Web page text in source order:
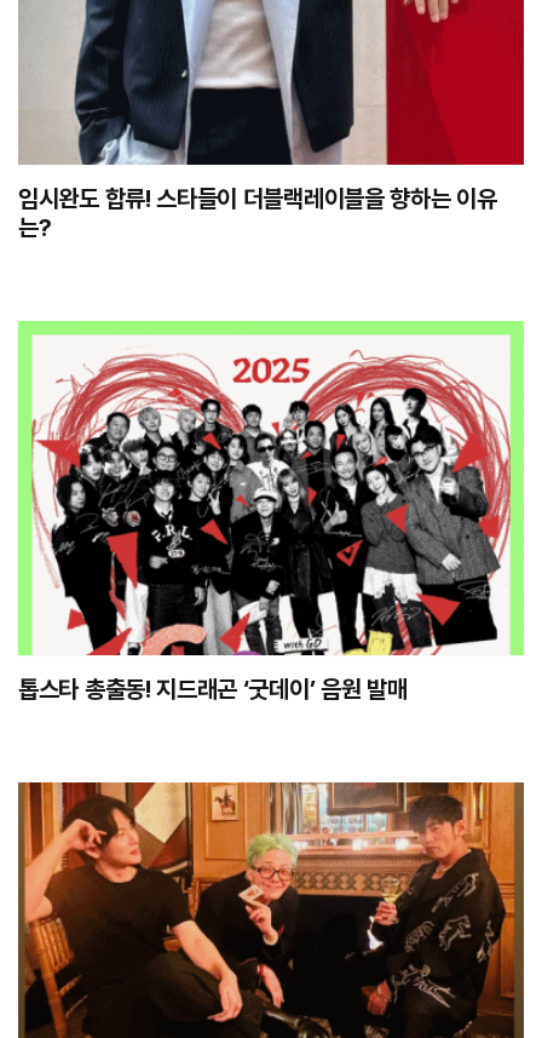
임시완도 합류! 스타들이 더블랙레이블을 향하는 이유
는?
톱스타 총출동! 지드래곤 ‘굿데이’ 음원 발매